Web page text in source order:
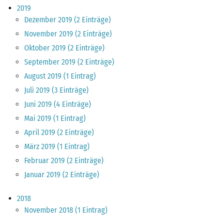
2019
Dezember 2019 (2 Einträge)
November 2019 (2 Einträge)
Oktober 2019 (2 Einträge)
September 2019 (2 Einträge)
August 2019 (1 Eintrag)
Juli 2019 (3 Einträge)
Juni 2019 (4 Einträge)
Mai 2019 (1 Eintrag)
April 2019 (2 Einträge)
März 2019 (1 Eintrag)
Februar 2019 (2 Einträge)
Januar 2019 (2 Einträge)
2018
November 2018 (1 Eintrag)